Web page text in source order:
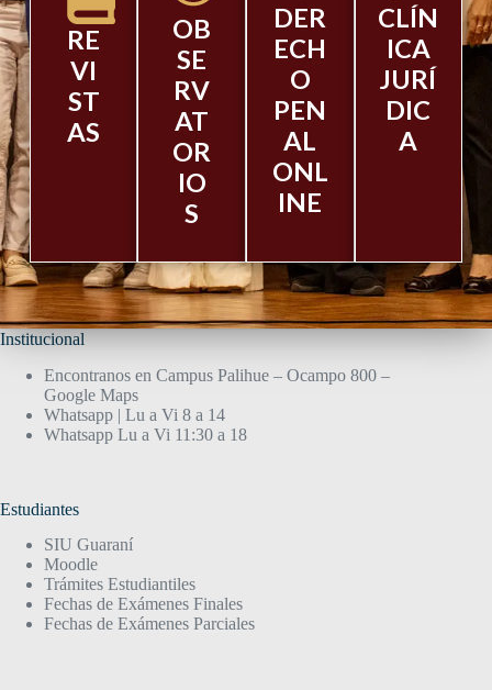
RE
VI
ST
AS
OB
SE
RV
AT
OR
IO
S
DER
ECH
O
PEN
AL
ONL
INE
CLÍN
ICA
JURÍ
DIC
A
Institucional
Encontranos en Campus Palihue – Ocampo 800 –
Google Maps
Whatsapp | Lu a Vi 8 a 14
Whatsapp Lu a Vi 11:30 a 18
Estudiantes
SIU Guaraní
Moodle
Trámites Estudiantiles
Fechas de Exámenes Finales
Fechas de Exámenes Parciales